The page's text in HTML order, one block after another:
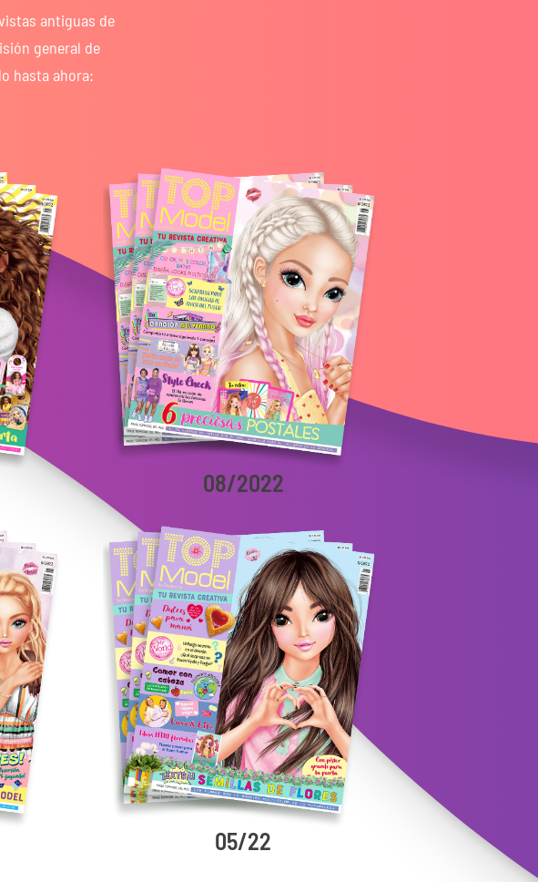
antiguas de
general de
hasta ahora:
08/2022
05/22